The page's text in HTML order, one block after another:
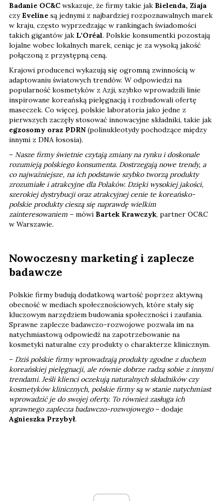
Badanie OC&C wskazuje, że firmy takie jak Bielenda, Ziaja
czy Eveline są jednymi z najbardziej rozpoznawalnych marek
w kraju, często wyprzedzając w rankingach świadomości
takich gigantów jak L’Oréal. Polskie konsumentki pozostają
lojalne wobec lokalnych marek, ceniąc je za wysoką jakość
połączoną z przystępną ceną.
Krajowi producenci wykazują się ogromną zwinnością w
adaptowaniu światowych trendów. W odpowiedzi na
popularność kosmetyków z Azji, szybko wprowadzili linie
inspirowane koreańską pielęgnacją i rozbudowali ofertę
maseczek. Co więcej, polskie laboratoria jako jedne z
pierwszych zaczęły stosować innowacyjne składniki, takie jak
egzosomy oraz PDRN (polinukleotydy pochodzące między
innymi z DNA łososia).
– Nasze firmy świetnie czytają zmiany na rynku i doskonale
rozumieją polskiego konsumenta. Dostrzegają nowe trendy, a
co najważniejsze, na ich podstawie szybko tworzą produkty
zrozumiałe i atrakcyjne dla Polaków. Dzięki wysokiej jakości,
szerokiej dystrybucji oraz atrakcyjnej cenie te koreańsko-
polskie produkty cieszą się naprawdę wielkim
zainteresowaniem – mówi Bartek Krawczyk, partner OC&C
w Warszawie.
Nowoczesny marketing i zaplecze
badawcze
Polskie firmy budują dodatkową wartość poprzez aktywną
obecność w mediach społecznościowych, które stały się
kluczowym narzędziem budowania społeczności i zaufania.
Sprawne zaplecze badawczo-rozwojowe pozwala im na
natychmiastową odpowiedź na zapotrzebowanie na
kosmetyki naturalne czy produkty o charakterze klinicznym.
– Dziś polskie firmy wprowadzają produkty zgodne z duchem
koreańskiej pielęgnacji, ale równie dobrze radzą sobie z innymi
trendami. Jeśli klienci oczekują naturalnych składników czy
kosmetyków klinicznych, polskie firmy są w stanie natychmiast
wprowadzić je do swojej oferty. To również zasługa ich
sprawnego zaplecza badawczo-rozwojowego– dodaje
Agnieszka Przybył.